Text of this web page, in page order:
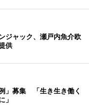
ジャック、瀬戸内魚介欧
供
」募集 「生き生き働く
」